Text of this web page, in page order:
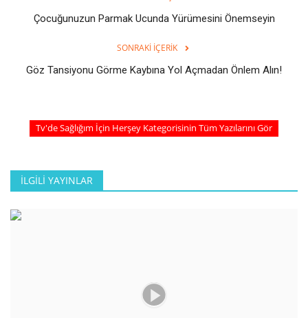
Çocuğunuzun Parmak Ucunda Yürümesini Önemseyin
SONRAKI İÇERIK
Göz Tansiyonu Görme Kaybına Yol Açmadan Önlem Alın!
Tv'de Sağlığım İçin Herşey Kategorisinin Tüm Yazılarını Gör
İLGILI YAYINLAR